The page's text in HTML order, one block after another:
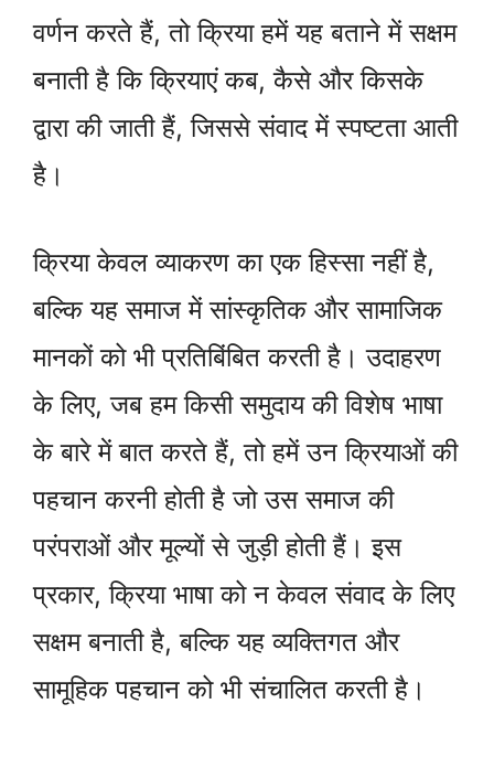
वर्णन करते हैं, तो क्रिया हमें यह बताने में सक्षम
बनाती है कि क्रियाएं कब, कैसे और किसके
द्वारा की जाती हैं, जिससे संवाद में स्पष्टता आती
है।
क्रिया केवल व्याकरण का एक हिस्सा नहीं है,
बल्कि यह समाज में सांस्कृतिक और सामाजिक
मानकों को भी प्रतिबिंबित करती है। उदाहरण
के लिए, जब हम किसी समुदाय की विशेष भाषा
के बारे में बात करते हैं, तो हमें उन क्रियाओं की
पहचान करनी होती है जो उस समाज की
परंपराओं और मूल्यों से जुड़ी होती हैं। इस
प्रकार, क्रिया भाषा को न केवल संवाद के लिए
सक्षम बनाती है, बल्कि यह व्यक्तिगत और
सामूहिक पहचान को भी संचालित करती है।